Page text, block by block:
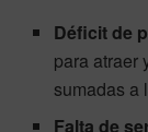
Déficit de
para atraer
sumadas a
Falta de